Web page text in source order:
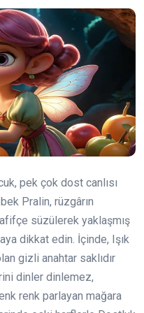
pek çok dost canlısı
Pralin, rüzgârın
süzülerek yaklaşmış
dikkat edin. İçinde, Işık
gizli anahtar saklıdır
dinler dinlemez,
renk parlayan mağara